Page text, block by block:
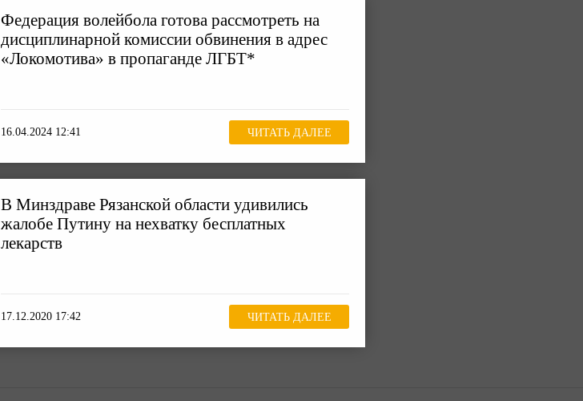
Федерация волейбола готова рассмотреть на
дисциплинарной комиссии обвинения в адрес
«Локомотива» в пропаганде ЛГБТ*
16.04.2024 12:41 ЧИТАТЬ ДАЛЕЕ
В Минздраве Рязанской области удивились
жалобе Путину на нехватку бесплатных
лекарств
17.12.2020 17:42 ЧИТАТЬ ДАЛЕЕ